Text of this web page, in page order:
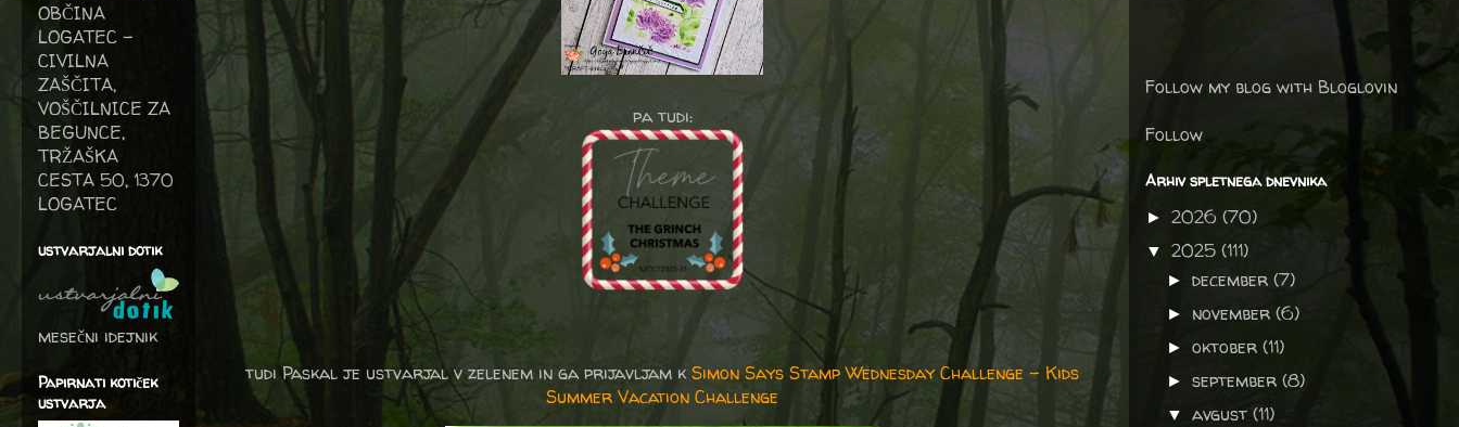
pa tudi:
tudi Paskal je ustvarjal v zelenem in ga prijavljam k Simon Says Stamp Wednesday Challenge - Kids
Summer Vacation Challenge
OBČINA
LOGATEC -
CIVILNA
ZAŠČITA,
VOŠČILNICE ZA
BEGUNCE,
TRŽAŠKA
CESTA 50, 1370
LOGATEC
ustvarjalni dotik
mesečni idejnik
Papirnati kotiček
ustvarja
Follow my blog with Bloglovin
Follow
Arhiv spletnega dnevnika
► 2026 (70)
▼ 2025 (111)
►december(7)
► november(6)
►oktober(11)
►september(8)
▼avgust(11)